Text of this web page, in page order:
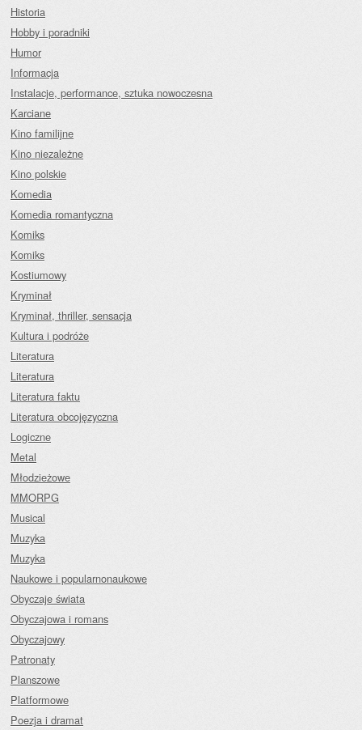
Historia
Hobby i poradniki
Humor
Informacja
Instalacje, performance, sztuka nowoczesna
Karciane
Kino familijne
Kino niezależne
Kino polskie
Komedia
Komedia romantyczna
Komiks
Komiks
Kostiumowy
Kryminał
Kryminał, thriller, sensacja
Kultura i podróże
Literatura
Literatura
Literatura faktu
Literatura obcojęzyczna
Logiczne
Metal
Młodzieżowe
MMORPG
Musical
Muzyka
Muzyka
Naukowe i popularnonaukowe
Obyczaje świata
Obyczajowa i romans
Obyczajowy
Patronaty
Planszowe
Platformowe
Poezja i dramat